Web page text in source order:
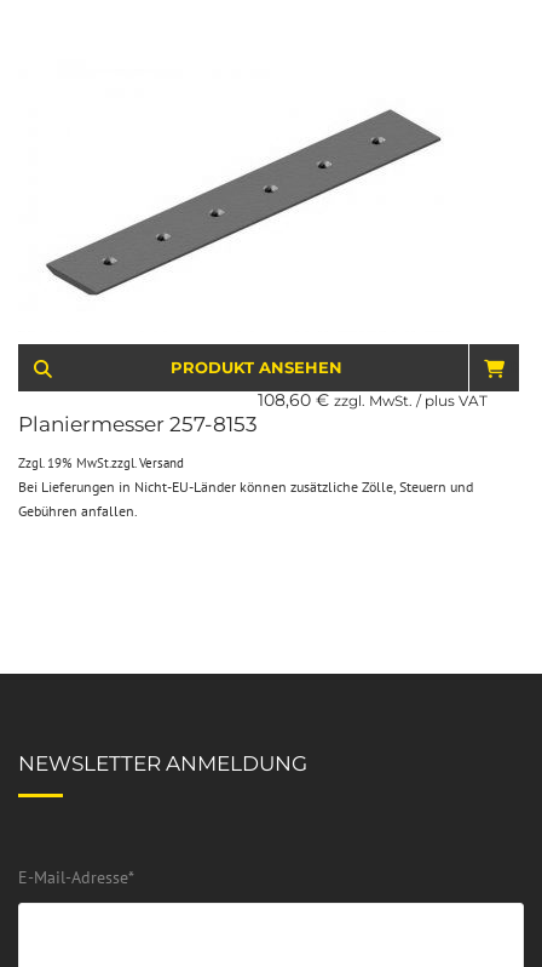
PRODUKT ANSEHEN
Planiermesser 257-8153
108,60 € zzgl. MwSt. / plus VAT
Zzgl. 19% MwSt.zzgl.Versand
Bei Lieferungen in Nicht-EU-Länder können zusätzliche Zölle, Steuern und
Gebühren anfallen.
NEWSLETTER ANMELDUNG
E-Mail-Adresse*